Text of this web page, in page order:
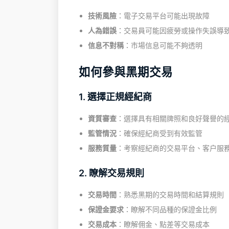
技術風險 ：電子交易平台可能出現故障
人為錯誤 ：交易員可能因疲勞或操作失誤導
信息不對稱 ：市場信息可能不夠透明
如何參與黑期交易
1. 選擇正規經紀商
資質審查 ：選擇具有相關牌照和良好聲譽的
監管情況 ：確保經紀商受到有效監管
服務質量 ：考察經紀商的交易平台、客户服
2. 瞭解交易規則
交易時間 ：熟悉黑期的交易時間和結算規則
保證金要求 ：瞭解不同品種的保證金比例
交易成本 ：瞭解佣金、點差等交易成本